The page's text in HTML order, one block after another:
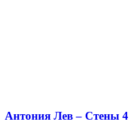
Антония Лев – Стены 4